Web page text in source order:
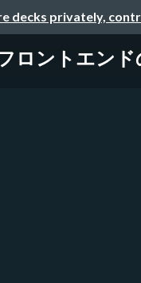
decks privately,
ロントエンド